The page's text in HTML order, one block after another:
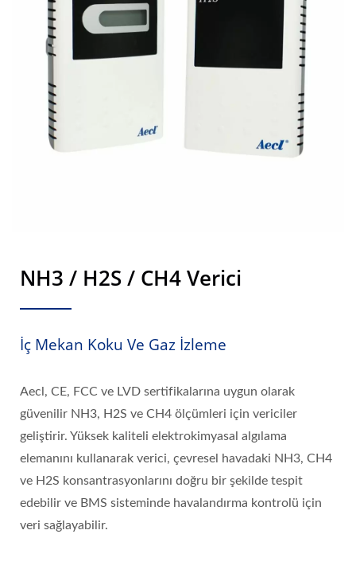
NH3 / H2S / CH4 Verici
İç Mekan Koku Ve Gaz İzleme
Aecl, CE, FCC ve LVD sertifikalarına uygun olarak
güvenilir NH3, H2S ve CH4 ölçümleri için vericiler
geliştirir. Yüksek kaliteli elektrokimyasal algılama
elemanını kullanarak verici, çevresel havadaki NH3, CH4
ve H2S konsantrasyonlarını doğru bir şekilde tespit
edebilir ve BMS sisteminde havalandırma kontrolü için
veri sağlayabilir.